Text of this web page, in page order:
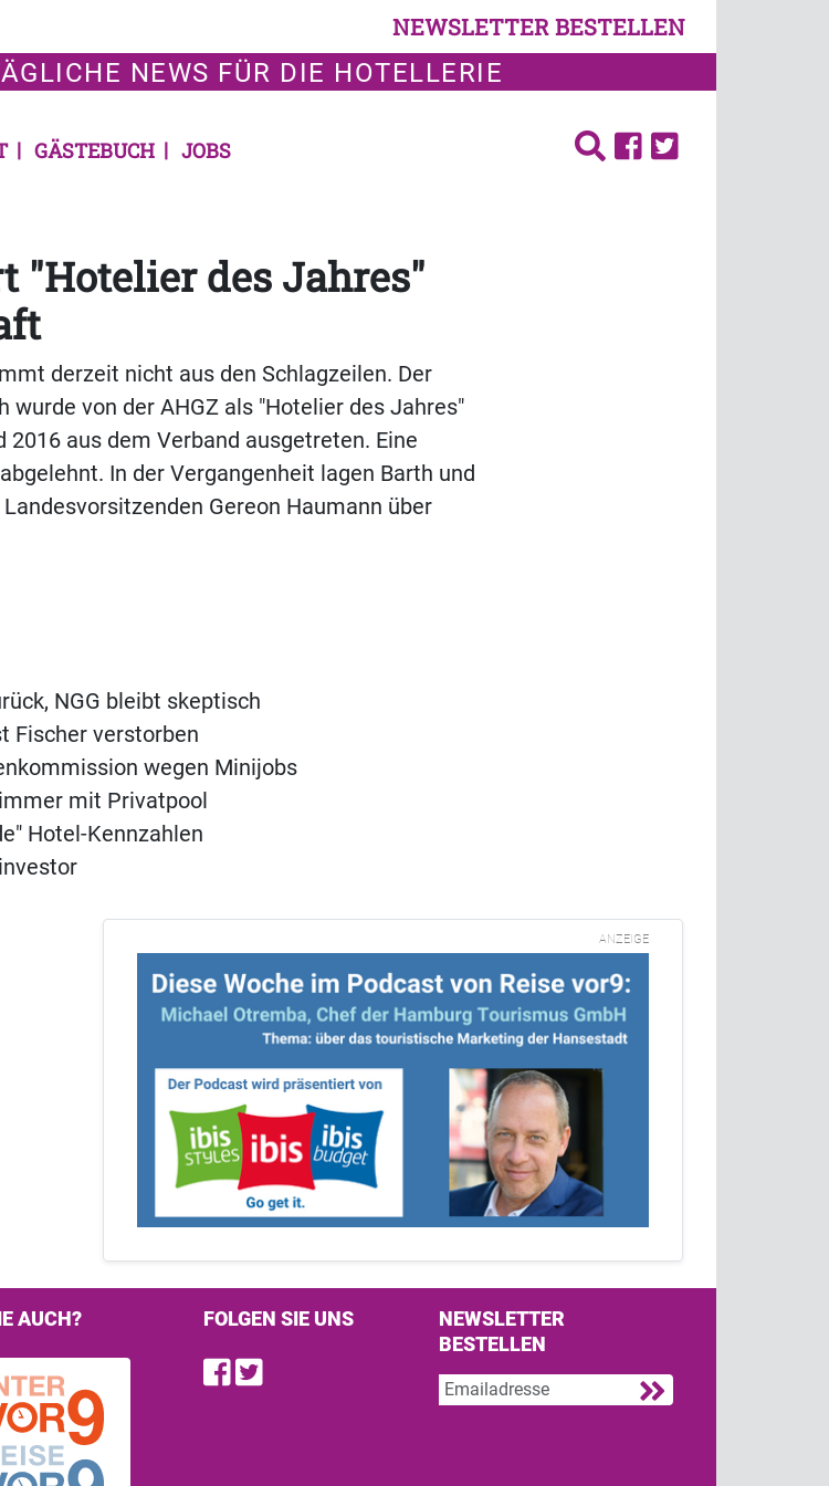
NEWSLETTER BESTELLEN
NEWS FÜR DIE HOTELLERIE
GÄSTEBUCH JOBS
"Hotelier des Jahres"
derzeit nicht aus den Schlagzeilen. Der
wurde von der AHGZ als "Hotelier des Jahres"
2016 aus dem Verband ausgetreten. Eine
In der Vergangenheit lagen Barth und
Gereon Haumann über
NGG bleibt skeptisch
Fischer verstorben
wegen Minijobs
mit Privatpool
Hotel-Kennzahlen
ANZEIGE
AUCH? FOLGEN SIE UNS
Find us on Facebook
Follow us on Twitter
NEWSLETTER
BESTELLEN